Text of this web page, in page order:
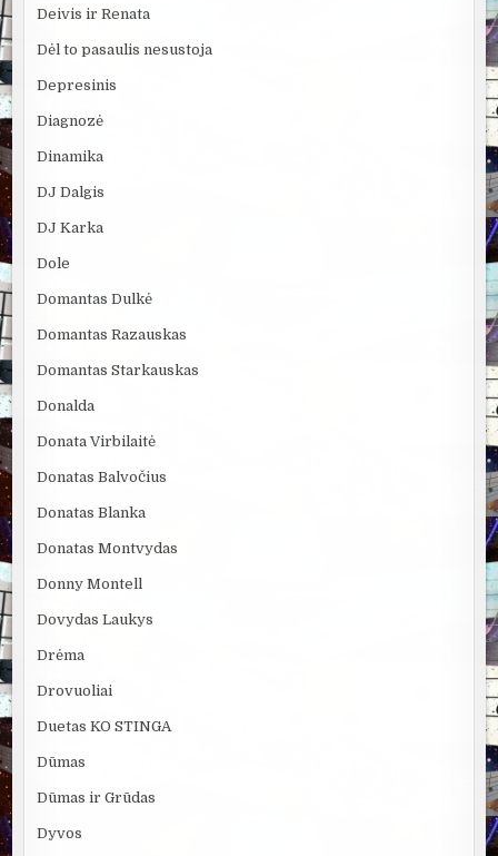
Deivis ir Renata
Dėl to pasaulis nesustoja
Depresinis
Diagnozė
Dinamika
DJ Dalgis
DJ Karka
Dole
Domantas Dulkė
Domantas Razauskas
Domantas Starkauskas
Donalda
Donata Virbilaitė
Donatas Balvočius
Donatas Blanka
Donatas Montvydas
Donny Montell
Dovydas Laukys
Drėma
Drovuoliai
Duetas KO STINGA
Dūmas
Dūmas ir Grūdas
Dyvos